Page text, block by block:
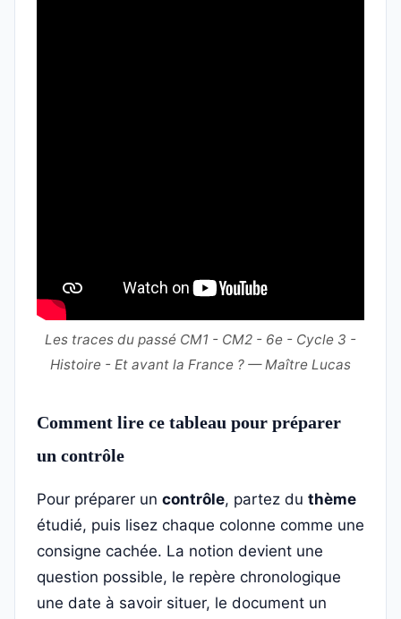
Les traces du passé CM1 - CM2 - 6e - Cycle 3 -
Histoire - Et avant la France ? — Maître Lucas
Comment lire ce tableau pour préparer
un contrôle
Pour préparer un contrôle, partez du thème
étudié, puis lisez chaque colonne comme une
consigne cachée. La notion devient une
question possible, le repère chronologique
une date à savoir situer, le document un